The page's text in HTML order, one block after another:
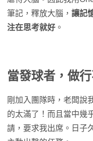
筆記，釋放大腦， 讓記
注在思考就好 。
當發球者，做
剛加入團隊時，老闆說
的太滿了！而且當中幾
請，要求我出席。日子